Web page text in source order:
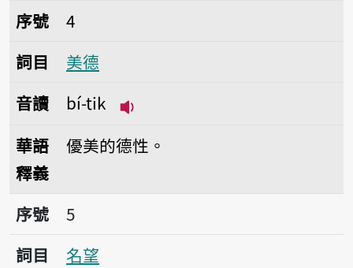
序號4美德
序號
4
詞目
美德
音讀
bí-tik
華語
釋義
優美的德性。
序號5名望
序號
5
詞目
名望